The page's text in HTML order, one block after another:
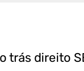
trás direito